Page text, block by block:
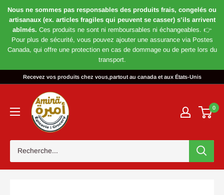
Nous ne sommes pas responsables des produits frais, congelés ou
artisanaux (ex. articles fragiles qui peuvent se casser) s’ils arrivent
abîmés. Ces produits ne sont ni remboursables ni échangeables. 👉
Pour plus de sécurité, vous pouvez ajouter une assurance via Postes
Canada, qui offre une protection en cas de dommage ou de perte lors du
transport.
Recevez vos produits chez vous,partout au canada et aux États-Unis
Magasin
Amira
0